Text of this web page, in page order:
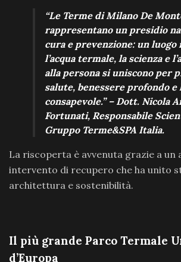
“Le Terme di Milano De
rappresentano un presidio
cura e prevenzione: un luogo
l’acqua termale, la scienza e
alla persona si uniscono per
salute, benessere profondo e
consapevole.” – Dott. Nicola
Fortunati, Responsabile
Gruppo Terme&SPA Italia.
La riscoperta è avvenuta grazie a un
intervento di recupero che ha unito
architettura e sostenibilità.
Il più grande Parco Termale
d’Europa